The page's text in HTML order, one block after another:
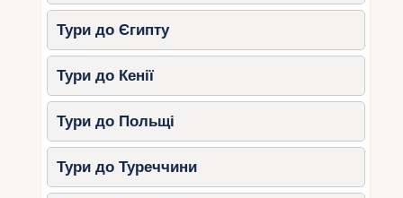
дуже активним.
Беріть із собою репелент від
комах– у лісах багато комарів.
Перевіряйте прогноз погоди
восени на острові трапляються
короткочасні дощі.
Де зупинитися поряд із
Тури до Єгипту
Тури до Кенії
Тури до Польщі
Тури до Туреччини